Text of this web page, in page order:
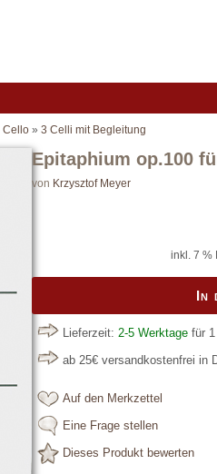
Cello » 3 Celli mit Begleitung
Epitaphium op.100
von Krzysztof Meyer
inkl. 7 %
In
Lieferzeit: 2-5 Werktage für
ab 25€ versandkostenfrei in
Auf den Merkzettel
Eine Frage stellen
Dieses Produkt bewerten